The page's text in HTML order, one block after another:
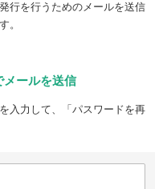
行を行うためのメールを送信
。
メールを送信
入力して、「パスワードを再